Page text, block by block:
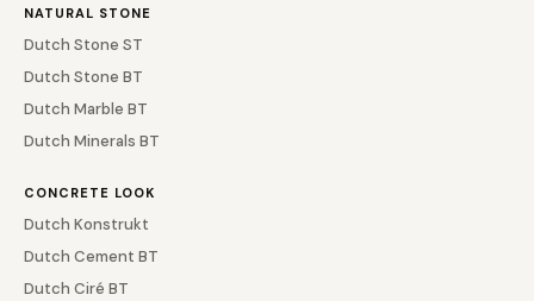
NATURAL STONE
Dutch Stone ST
Dutch Stone BT
Dutch Marble BT
Dutch Minerals BT
CONCRETE LOOK
Dutch Konstrukt
Dutch Cement BT
Dutch Ciré BT